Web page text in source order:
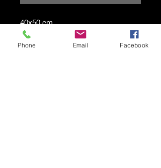
40x50 cm
Acrilico e spray su tela
Phone Email Facebook